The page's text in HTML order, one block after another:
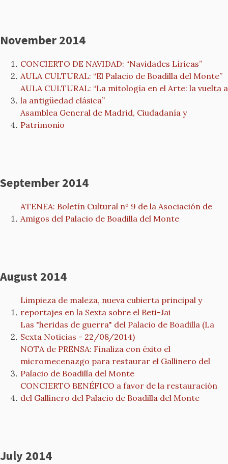
November 2014
CONCIERTO DE NAVIDAD: “Navidades Líricas”
AULA CULTURAL: “El Palacio de Boadilla del Monte”
AULA CULTURAL: “La mitología en el Arte: la vuelta a
la antigüedad clásica”
Asamblea General de Madrid, Ciudadanía y
Patrimonio
September 2014
ATENEA: Boletín Cultural nº 9 de la Asociación de
Amigos del Palacio de Boadilla del Monte
August 2014
Limpieza de maleza, nueva cubierta principal y
reportajes en la Sexta sobre el Beti-Jai
Las "heridas de guerra" del Palacio de Boadilla (La
Sexta Noticias - 22/08/2014)
NOTA de PRENSA: Finaliza con éxito el
micromecenazgo para restaurar el Gallinero del
Palacio de Boadilla del Monte
CONCIERTO BENÉFICO a favor de la restauración
del Gallinero del Palacio de Boadilla del Monte
July 2014